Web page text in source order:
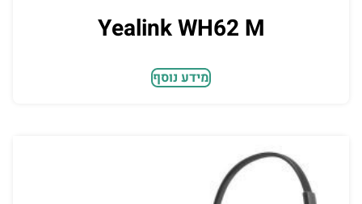
Yealink WH62 M
מידע נוסף